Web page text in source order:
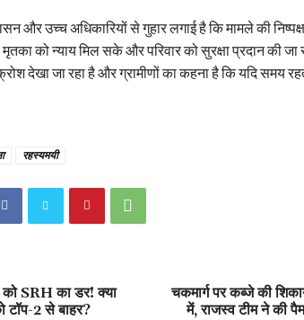
और उच्च अधिकारियों से गुहार लगाई है कि मामले की
मृतका को न्याय मिल सके और परिवार को सुरक्षा प्रदान की
देखा जा रहा है और ग्रामीणों का कहना है कि यदि समय रहते
रहस्यमयी
SRH का डर! क्या
टॉप-2 से बाहर?
चकमार्ग पर कब्जे की
में, राजस्व टीम ने की